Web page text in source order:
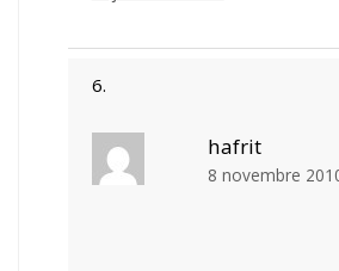
hafrit
8 novembre